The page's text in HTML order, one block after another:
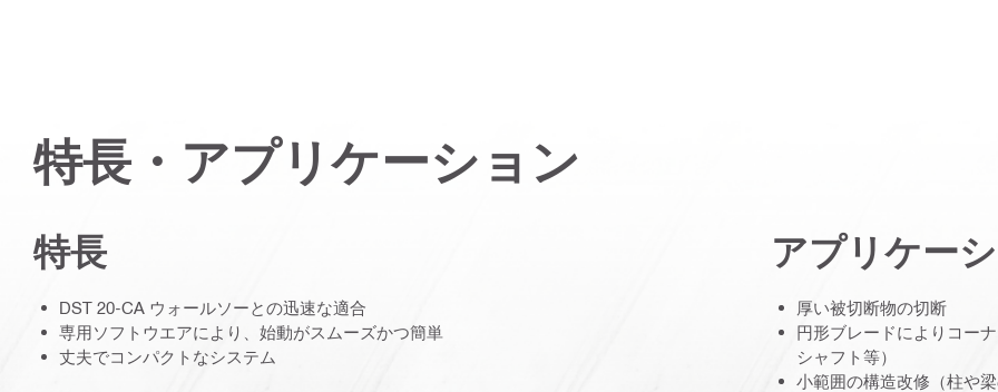
特長・アプリケーション
特長
DST 20-CA ウォールソーとの迅速な適合
専用ソフトウエアにより、始動がスムーズかつ簡単
丈夫でコンパクトなシステム
アプリケー
厚い被切断物の切断
円形ブレードによりコー
シャフト等）
小範囲の構造改修（柱や